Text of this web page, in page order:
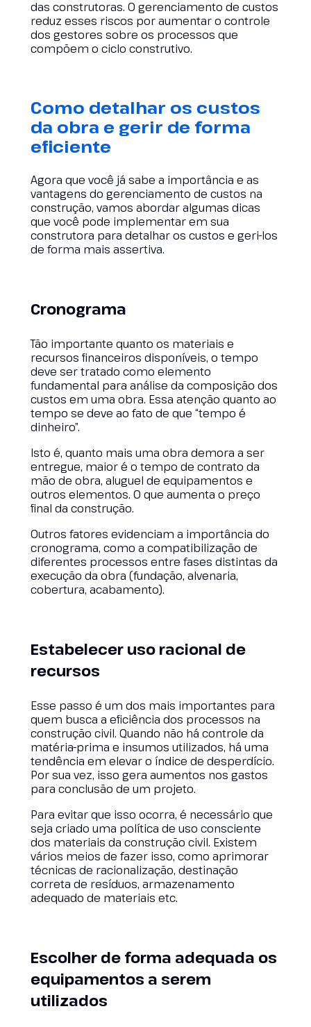
das construtoras. O gerenciamento de custos
reduz esses riscos por aumentar o controle
dos gestores sobre os processos que
compõem o ciclo construtivo.
Como detalhar os custos
da obra e gerir de forma
eficiente
Agora que você já sabe a importância e as
vantagens do gerenciamento de custos na
construção, vamos abordar algumas dicas
que você pode implementar em sua
construtora para detalhar os custos e geri-los
de forma mais assertiva.
Cronograma
Tão importante quanto os materiais e
recursos financeiros disponíveis, o tempo
deve ser tratado como elemento
fundamental para análise da composição dos
custos em uma obra. Essa atenção quanto ao
tempo se deve ao fato de que “tempo é
dinheiro”.
Isto é, quanto mais uma obra demora a ser
entregue, maior é o tempo de contrato da
mão de obra, aluguel de equipamentos e
outros elementos. O que aumenta o preço
final da construção.
Outros fatores evidenciam a importância do
cronograma, como a compatibilização de
diferentes processos entre fases distintas da
execução da obra (fundação, alvenaria,
cobertura, acabamento).
Estabelecer uso racional de
recursos
Esse passo é um dos mais importantes para
quem busca a eficiência dos processos na
construção civil. Quando não há controle da
matéria-prima e insumos utilizados, há uma
tendência em elevar o índice de desperdício.
Por sua vez, isso gera aumentos nos gastos
para conclusão de um projeto.
Para evitar que isso ocorra, é necessário que
seja criado uma política de uso consciente
dos materiais da construção civil. Existem
vários meios de fazer isso, como aprimorar
técnicas de racionalização, destinação
correta de resíduos, armazenamento
adequado de materiais etc.
Escolher de forma adequada os
equipamentos a serem
utilizados